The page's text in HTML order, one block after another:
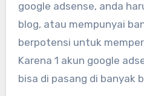
google adsense, anda
blog, atau mempunyai
berpotensi untuk
Karena 1 akun google
bisa di pasang di banyak